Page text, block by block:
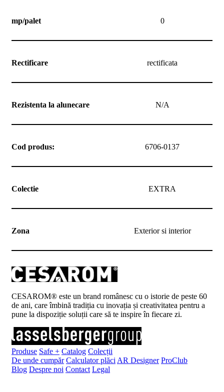
mp/palet 0
Rectificare rectificata
Rezistenta la alunecare N/A
Cod produs: 6706-0137
Colectie EXTRA
Zona Exterior si interior
CESAROM® este un brand românesc cu o istorie de peste 60
de ani, care îmbină tradiția cu inovația și creativitatea pentru a
pune la dispoziție soluții care să te inspire în fiecare zi.
Produse Safe + Catalog Colecții
De unde cumpăr Calculator plăci AR Designer ProClub
Blog Despre noi Contact Legal